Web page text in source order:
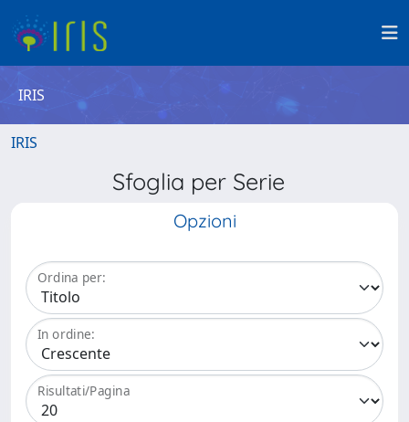
IRIS
IRIS
Sfoglia per Serie
Opzioni
Ordina per:
In ordine:
Risultati/Pagina